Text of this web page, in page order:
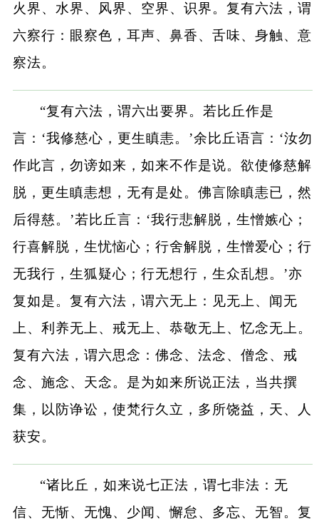
火界、水界、风界、空界、识界。复有六法，谓
六察行：眼察色，耳声、鼻香、舌味、身触、意
察法。
“复有六法，谓六出要界。若比丘作是
言：‘我修慈心，更生瞋恚。’余比丘语言：‘汝勿
作此言，勿谤如来，如来不作是说。欲使修慈解
脱，更生瞋恚想，无有是处。佛言除瞋恚已，然
后得慈。’若比丘言：‘我行悲解脱，生憎嫉心；
行喜解脱，生忧恼心；行舍解脱，生憎爱心；行
无我行，生狐疑心；行无想行，生众乱想。’亦
复如是。复有六法，谓六无上：见无上、闻无
上、利养无上、戒无上、恭敬无上、忆念无上。
复有六法，谓六思念：佛念、法念、僧念、戒
念、施念、天念。是为如来所说正法，当共撰
集，以防诤讼，使梵行久立，多所饶益，天、人
获安。
“诸比丘，如来说七正法，谓七非法：无
信、无惭、无愧、少闻、懈怠、多忘、无智。复